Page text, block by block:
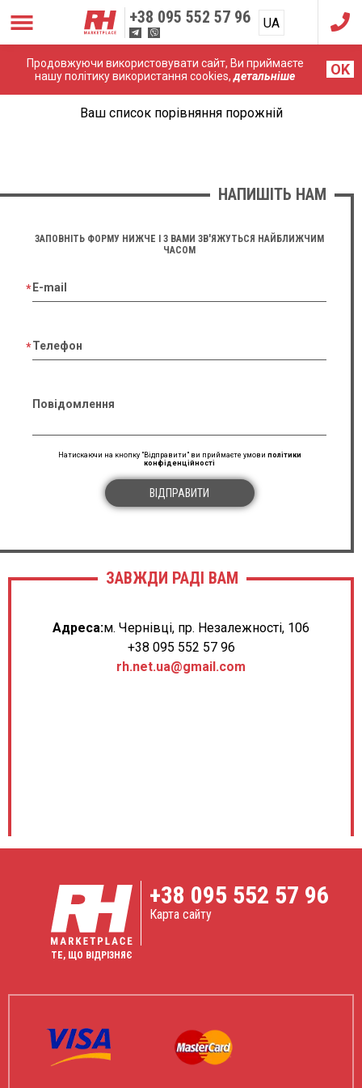
Продовжуючи використовувати сайт, Ви приймаєте
нашу політику використання cookies,детальніше OK
+38 095 552 57 96 UA
RU
Ваш список порівняння порожній
НАПИШІТЬ НАМ
ЗАПОВНІТЬ ФОРМУ НИЖЧЕ І З ВАМИ ЗВ'ЯЖУТЬСЯ НАЙБЛИЖЧИМ
ЧАСОМ
E-mail
Телефон
Повідомлення
Натискаючи на кнопку "Відправити" ви приймаєте умови політики
конфіденційності
ВІДПРАВИТИ
ЗАВЖДИ РАДІ ВАМ
Адреса:м. Чернівці, пр. Незалежності, 106
+38 095 552 57 96
rh.net.ua@gmail.com
ТЕ, ЩО ВІДРІЗНЯЄ
+38 095 552 57 96
Карта сайту